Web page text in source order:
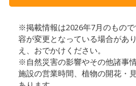
※掲載情報は2026年7月のもの
容が変更となっている場合があ
え、おでかけください。
※自然災害の影響やその他諸事
施設の営業時間、植物の開花・